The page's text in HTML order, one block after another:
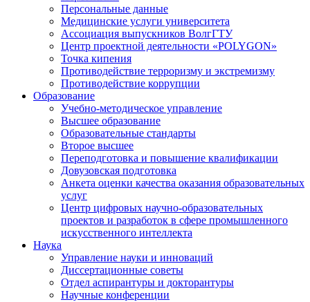
Персональные данные
Медицинские услуги университета
Ассоциация выпускников ВолгГТУ
Центр проектной деятельности «POLYGON»
Точка кипения
Противодействие терроризму и экстремизму
Противодействие коррупции
Образование
Учебно-методическое управление
Высшее образование
Образовательные стандарты
Второе высшее
Переподготовка и повышение квалификации
Довузовская подготовка
Анкета оценки качества оказания образовательных
услуг
Центр цифровых научно-образовательных
проектов и разработок в сфере промышленного
искусственного интеллекта
Наука
Управление науки и инноваций
Диссертационные советы
Отдел аспирантуры и докторантуры
Научные конференции